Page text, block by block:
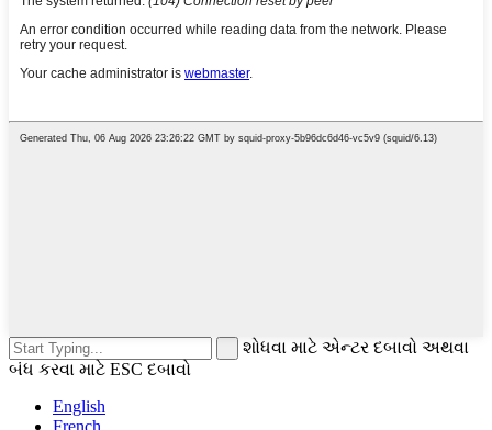
શોધવા માટે એન્ટર દબાવો અથવા
બંધ કરવા માટે ESC દબાવો
English
French